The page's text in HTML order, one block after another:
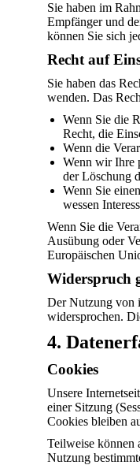
Sie haben im
Empfänger und
können Sie sich
Recht auf
Sie haben das
wenden. Das
Wenn Sie die
Recht, die
Wenn die
Wenn wir Ihre
der Löschung
Wenn Sie
wessen
Wenn Sie die
Ausübung oder
Europäischen
Widerspruch
Der Nutzung von
widersprochen.
4.
Cookies
Unsere
einer Sitzung
Cookies bleiben
Teilweise können
Nutzung